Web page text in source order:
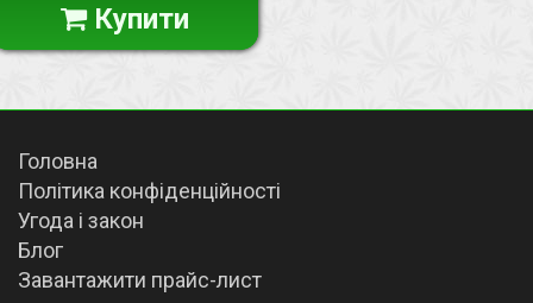
Купити
Головна
Політика конфіденційності
Угода і закон
Блог
Завантажити прайс-лист